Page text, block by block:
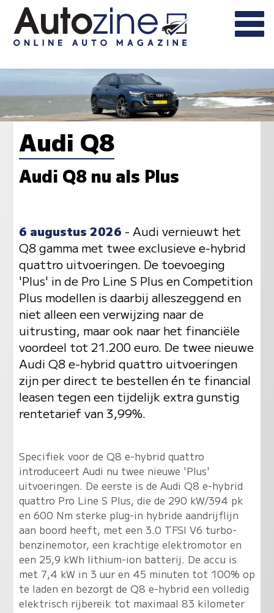
Audi Q8
Audi Q8 nu als Plus
6 augustus 2026 - Audi vernieuwt het
Q8 gamma met twee exclusieve e-hybrid
quattro uitvoeringen. De toevoeging
'Plus' in de Pro Line S Plus en Competition
Plus modellen is daarbij alleszeggend en
niet alleen een verwijzing naar de
uitrusting, maar ook naar het financiële
voordeel tot 21.200 euro. De twee nieuwe
Audi Q8 e-hybrid quattro uitvoeringen
zijn per direct te bestellen én te financial
leasen tegen een tijdelijk extra gunstig
rentetarief van 3,99%.
Specifiek voor de Q8 e-hybrid quattro
introduceert Audi nu twee nieuwe 'Plus'
uitvoeringen. De eerste is de Audi Q8 e-hybrid
quattro Pro Line S Plus, die de 290 kW/394 pk
en 600 Nm sterke plug-in hybride aandrijflijn
aan boord heeft, met een 3.0 TFSI V6 turbo-
benzinemotor, een krachtige elektromotor en
een 25,9 kWh lithium-ion batterij. De accu is
met 7,4 kW in 3 uur en 45 minuten tot 100% op
te laden en bezorgt de Q8 e-hybrid een volledig
elektrisch rijbereik tot maximaal 83 kilometer